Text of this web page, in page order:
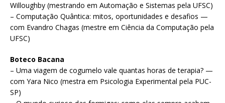
Willoughby (mestrando em Automação e Sistemas pela UFSC)
– Computação Quântica: mitos, oportunidades e desafios —
com Evandro Chagas (mestre em Ciência da Computação pela
UFSC)
Boteco Bacana
– Uma viagem de cogumelo vale quantas horas de terapia? —
com Yara Nico (mestra em Psicologia Experimental pela PUC-
SP)